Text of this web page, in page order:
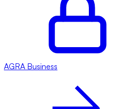
AGRA Business